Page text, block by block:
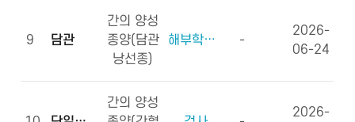
9 담관
간의 양성
종양(담관
낭선종)
해부학적부위 (신체구조) -
2026-
06-24
간의 양성
2026-